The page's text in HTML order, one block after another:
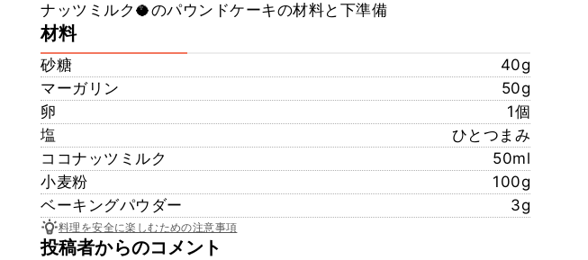
ナッツミルク🥥のパウンドケーキの材料と下準備
材料
砂糖
40g
マーガリン
50g
卵
1個
塩
ひとつまみ
ココナッツミルク
50ml
小麦粉
100g
ベーキングパウダー
3g
料理を安全に楽しむための注意事項
投稿者からのコメント